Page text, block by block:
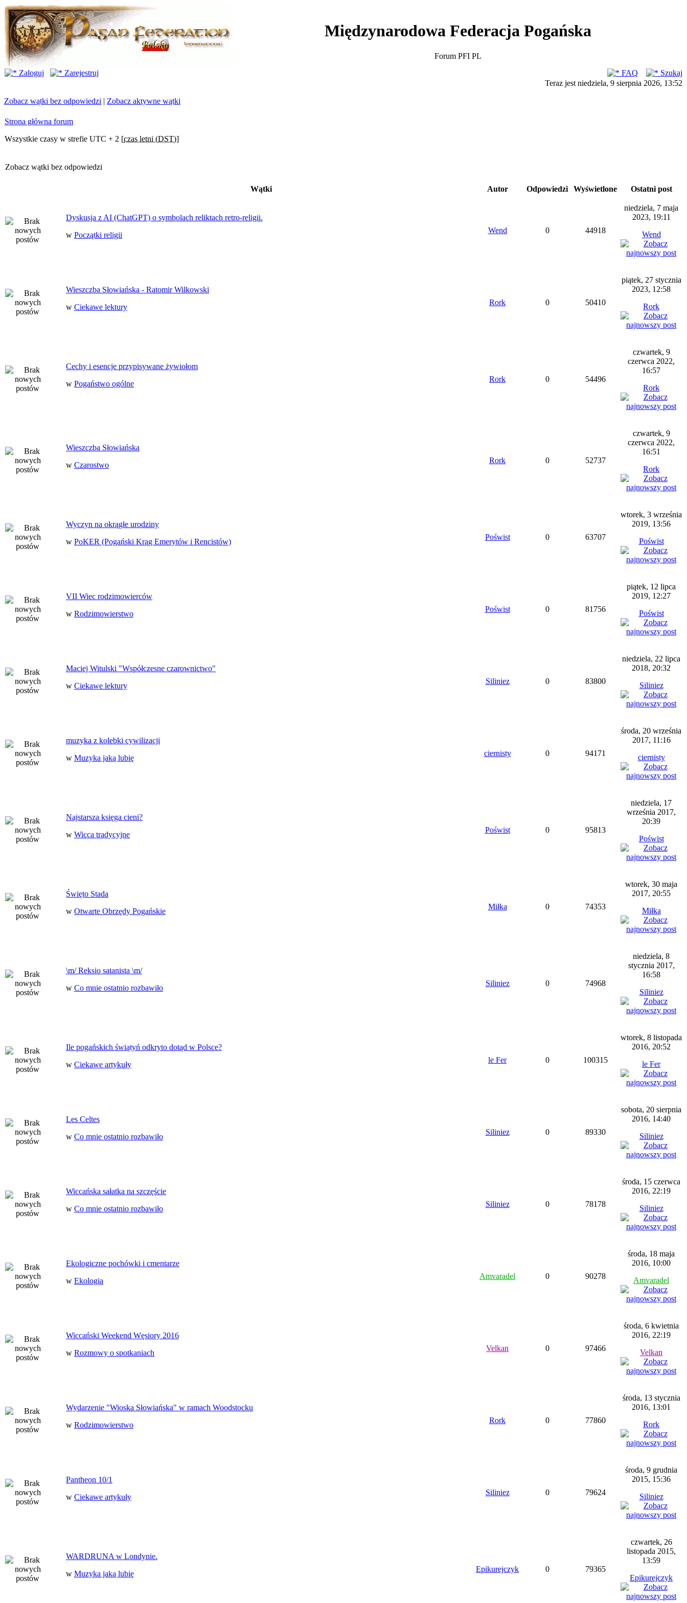
Międzynarodowa Federacja Pogańska
Forum PFI PL
Zaloguj
Zarejestruj FAQ
Szukaj
Teraz jest niedziela, 9 sierpnia 2026, 13:52
Zobacz wątki bez odpowiedzi | Zobacz aktywne wątki
Strona główna forum
Wszystkie czasy w strefie UTC + 2 [czas letni (DST)]
Zobacz wątki bez odpowiedzi
Wątki Autor Odpowiedzi Wyświetlone Ostatni post
Dyskusja z AI (ChatGPT) o symbolach reliktach retro-religii.
w Początki religii
Wend 0 44918
niedziela, 7 maja
2023, 19:11
Wend
Wieszczba Słowiańska - Ratomir Wilkowski
w Ciekawe lektury
Rork 0 50410
piątek, 27 stycznia
2023, 12:58
Rork
Cechy i esencje przypisywane żywiołom
w Pogaństwo ogólne
Rork 0 54496
czwartek, 9
czerwca 2022,
16:57
Rork
Wieszczba Słowiańska
w Czarostwo
Rork 0 52737
czwartek, 9
czerwca 2022,
16:51
Rork
Wyczyn na okrągłe urodziny
w PoKER (Pogański Krąg Emerytów i Rencistów)
Poświst 0 63707
wtorek, 3 września
2019, 13:56
Poświst
VII Wiec rodzimowierców
w Rodzimowierstwo
Poświst 0 81756
piątek, 12 lipca
2019, 12:27
Poświst
Maciej Witulski "Współczesne czarownictwo"
w Ciekawe lektury
Siliniez 0 83800
niedziela, 22 lipca
2018, 20:32
Siliniez
muzyka z kolebki cywilizacji
w Muzyka jaką lubię
ciernisty 0 94171
środa, 20 września
2017, 11:16
ciernisty
Najstarsza księga cieni?
w Wicca tradycyjne
Poświst 0 95813
niedziela, 17
września 2017,
20:39
Poświst
Święto Stada
w Otwarte Obrzędy Pogańskie
Miłka 0 74353
wtorek, 30 maja
2017, 20:55
Miłka
\m/ Reksio satanista \m/
w Co mnie ostatnio rozbawiło
Siliniez 0 74968
niedziela, 8
stycznia 2017,
16:58
Siliniez
Ile pogańskich świątyń odkryto dotąd w Polsce?
w Ciekawe artykuły
le Fer 0 100315
wtorek, 8 listopada
2016, 20:52
le Fer
Les Celtes
w Co mnie ostatnio rozbawiło
Siliniez 0 89330
sobota, 20 sierpnia
2016, 14:40
Siliniez
Wiccańska sałatka na szczęście
w Co mnie ostatnio rozbawiło
Siliniez 0 78178
środa, 15 czerwca
2016, 22:19
Siliniez
Ekologiczne pochówki i cmentarze
w Ekologia
Amvaradel 0 90278
środa, 18 maja
2016, 10:00
Amvaradel
Wiccański Weekend Węsiory 2016
w Rozmowy o spotkaniach
Velkan 0 97466
środa, 6 kwietnia
2016, 22:19
Velkan
Wydarzenie "Wioska Słowiańska" w ramach Woodstocku
w Rodzimowierstwo
Rork 0 77860
środa, 13 stycznia
2016, 13:01
Rork
Pantheon 10/1
w Ciekawe artykuły
Siliniez 0 79624
środa, 9 grudnia
2015, 15:36
Siliniez
WARDRUNA w Londynie.
w Muzyka jaką lubię
Epikurejczyk 0 79365
czwartek, 26
listopada 2015,
13:59
Epikurejczyk